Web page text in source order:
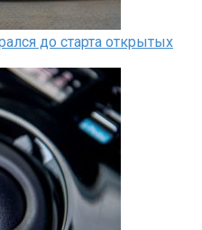
до старта открытых